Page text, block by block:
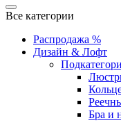
Все категории
Распродажа %
Дизайн & Лофт
Бра и